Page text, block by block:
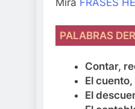
Mira FRASES
PALABRAS
Contar,
El
El